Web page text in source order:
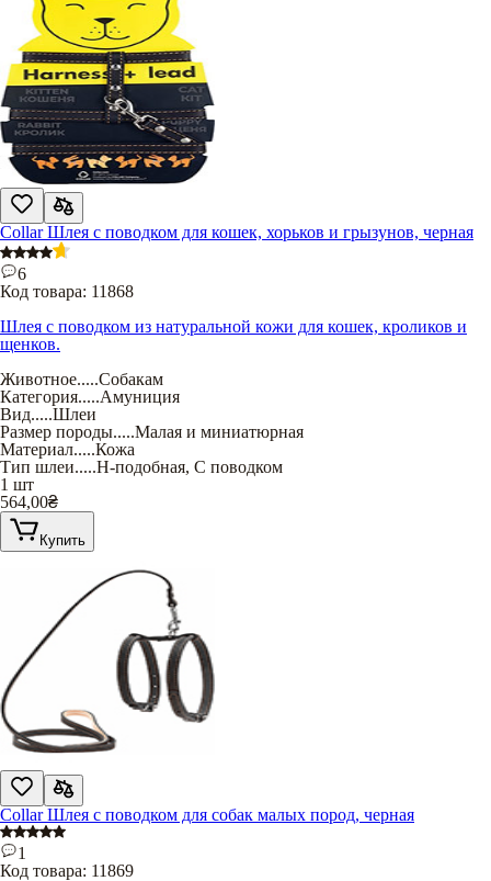
Collar Шлея с поводком для кошек, хорьков и грызунов, черная
6
Код товара: 11868
Шлея с поводком из натуральной кожи для кошек, кроликов и
щенков.
Животное.....Собакам
Категория.....Амуниция
Вид.....Шлеи
Размер породы.....Малая и миниатюрная
Материал.....Кожа
Тип шлеи.....Н-подобная, С поводком
1 шт
564,00₴
Купить
Collar Шлея с поводком для собак малых пород, черная
1
Код товара: 11869